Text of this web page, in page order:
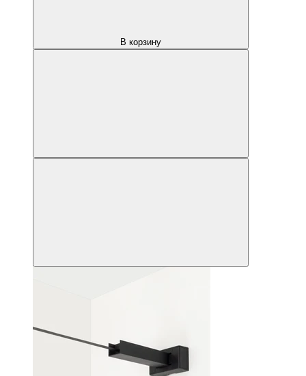
В корзину